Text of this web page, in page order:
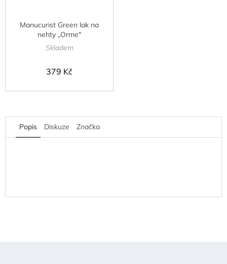
Manucurist Green lak na
nehty „Orme"
Skladem
379 Kč
Popis Diskuze Značka